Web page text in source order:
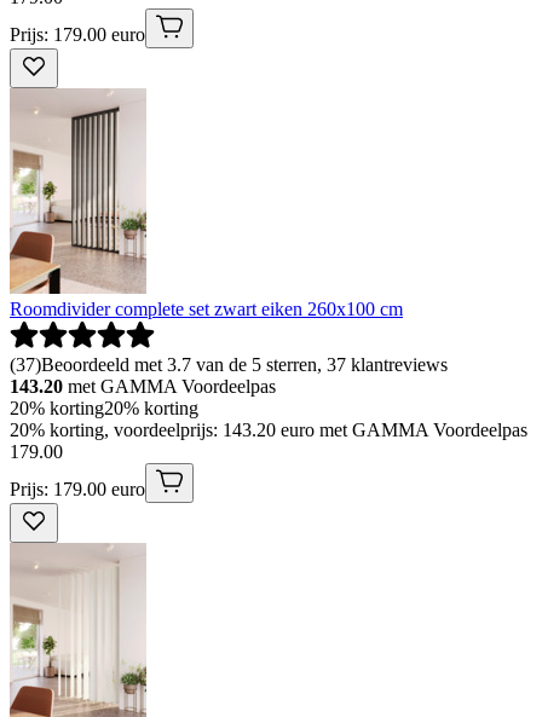
Prijs: 179.00 euro
Roomdivider complete set zwart eiken 260x100 cm
(37)Beoordeeld met 3.7 van de 5 sterren, 37 klantreviews
143.20 met GAMMA Voordeelpas
20% korting20% korting
20% korting, voordeelprijs: 143.20 euro met GAMMA Voordeelpas
179.00
Prijs: 179.00 euro